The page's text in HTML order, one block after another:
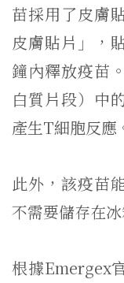
苗採用了皮膚
皮膚貼片」，
鐘內釋放疫苗
白質片段）中
產生T細胞反應
此外，該疫苗
不需要儲存在冰
根據Emergex